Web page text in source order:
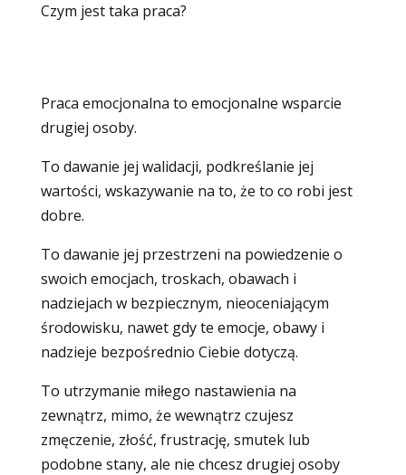
Czym jest taka praca?
Praca emocjonalna to emocjonalne wsparcie
drugiej osoby.
To dawanie jej walidacji, podkreślanie jej
wartości, wskazywanie na to, że to co robi jest
dobre.
To dawanie jej przestrzeni na powiedzenie o
swoich emocjach, troskach, obawach i
nadziejach w bezpiecznym, nieoceniającym
środowisku, nawet gdy te emocje, obawy i
nadzieje bezpośrednio Ciebie dotyczą.
To utrzymanie miłego nastawienia na
zewnątrz, mimo, że wewnątrz czujesz
zmęczenie, złość, frustrację, smutek lub
podobne stany, ale nie chcesz drugiej osoby